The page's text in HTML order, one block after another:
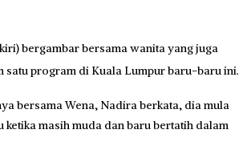
bergambar bersama wanita yang juga
satu program di Kuala Lumpur baru-baru ini.
bersama Wena, Nadira berkata, dia mula
ketika masih muda dan baru bertatih dalam